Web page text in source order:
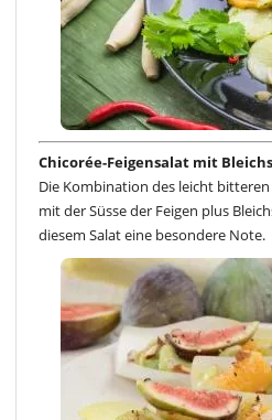
Chicorée-Feigensalat mit
Die Kombination des leicht bitteren
mit der Süsse der Feigen plus
diesem Salat eine besondere Note.